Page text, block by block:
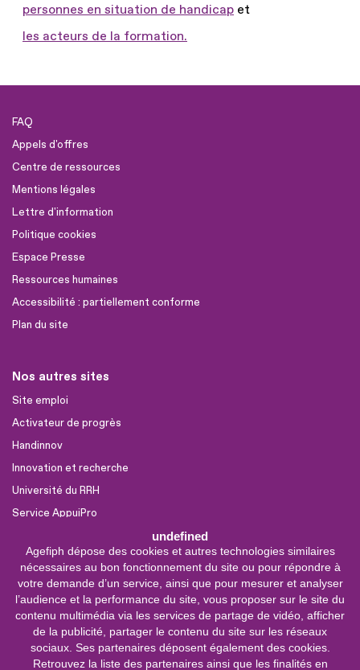
undefined
Agefiph dépose des cookies et autres technologies similaires
nécessaires au bon fonctionnement du site ou pour répondre à
votre demande d’un service, ainsi que pour mesurer et analyser
l’audience et la performance du site, vous proposer sur le site du
contenu multimédia via les services de partage de vidéo, afficher
de la publicité, partager le contenu du site sur les réseaux
sociaux. Ses partenaires déposent également des cookies.
Retrouvez la liste des partenaires ainsi que les finalités en
personnes en situation de handicap et
les acteurs de la formation.
FAQ
Appels d'offres
Centre de ressources
Mentions légales
Lettre d'information
Politique cookies
Espace Presse
Ressources humaines
Accessibilité : partiellement conforme
Plan du site
Nos autres sites
Site emploi
Activateur de progrès
Handinnov
Innovation et recherche
Université du RRH
Service AppuiPro
Nous suivre
Youtube
Linkedin
Facebook